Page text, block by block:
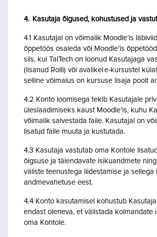
4. Kasutaja õigused, kohustused ja
4.1 Kasutajal on võimalik Moodle’is
õppetöös osaleda või Moodle’is
siis, kui TalTech on loonud Kasutajaga
(lisanud Rolli) või avalikel e-kursustel
selline võimalus on kursuse lisaja poolt
4.2 Konto loomisega tekib Kasutajale
üleslaadimiseks kaust Moodle’is, kuhu
võimalik salvestada faile. Kasutajal on
lisatud faile muuta ja kustutada.
4.3 Kasutaja vastutab oma Kontole
õigsuse ja täiendavate isikuandmete ning
väliste teenustega liidestamise ja sellega
andmevahetuse eest.
4.4 Konto kasutamisel kohustub
endast oleneva, et välistada kolmandate
oma Kontole.